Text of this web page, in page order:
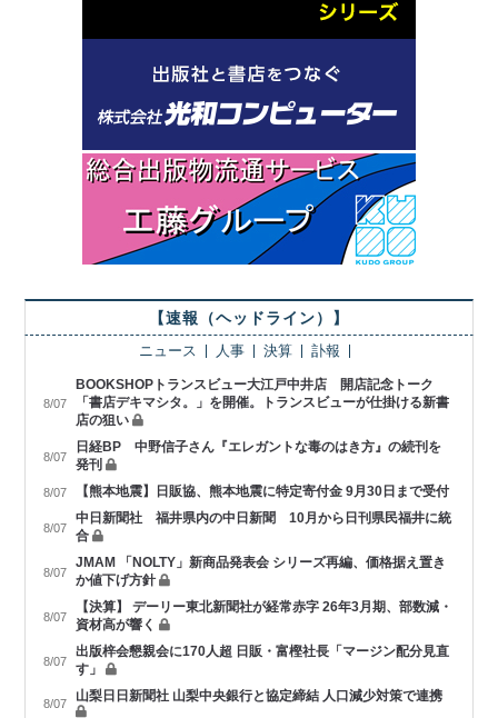
【速報（ヘッドライン）】
ニュース 人事 決算 訃報
8/07
BOOKSHOPトランスビュー大江戸中井店 開店記念トーク
「書店デキマシタ。」を開催。トランスビューが仕掛ける新書
店の狙い
8/07
日経BP 中野信子さん『エレガントな毒のはき方』の続刊を
発刊
8/07 【熊本地震】日販協、熊本地震に特定寄付金 9月30日まで受付
8/07
中日新聞社 福井県内の中日新聞 10月から日刊県民福井に統
合
8/07
JMAM 「NOLTY」新商品発表会 シリーズ再編、価格据え置き
か値下げ方針
8/07
【決算】 デーリー東北新聞社が経常赤字 26年3月期、部数減・
資材高が響く
8/07
出版梓会懇親会に170人超 日販・富樫社長「マージン配分見直
す」
8/07 山梨日日新聞社 山梨中央銀行と協定締結 人口減少対策で連携